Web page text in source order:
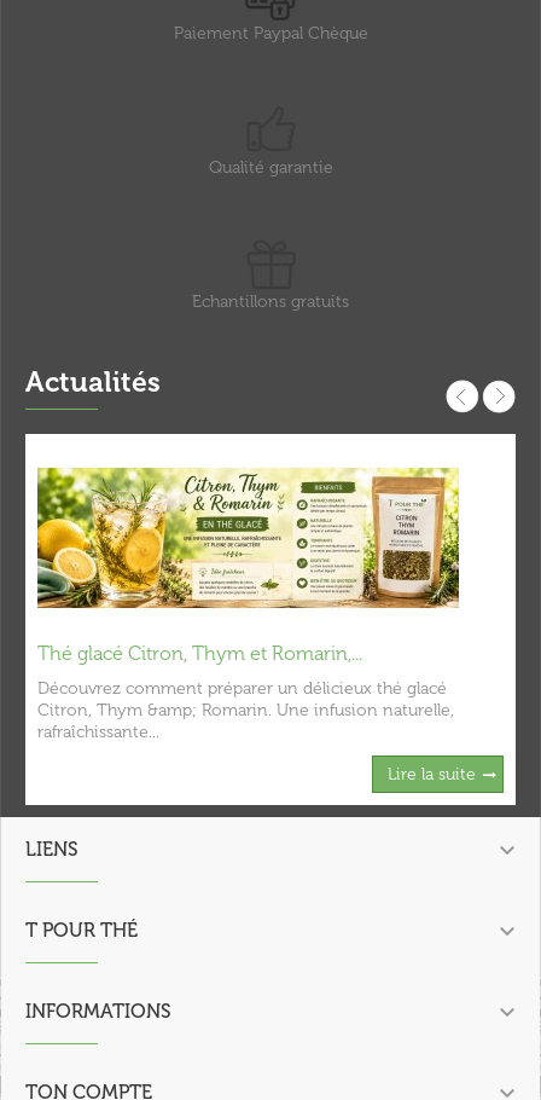
Paiement Paypal Chèque
Qualité garantie
Echantillons gratuits
Actualités
Thé glacé Citron, Thym et Romarin,...
Découvrez comment préparer un délicieux thé glacé
Citron, Thym &amp; Romarin. Une infusion naturelle,
rafraîchissante...
Lire la suite
LIENS 
T POUR THÉ 
INFORMATIONS 
TON COMPTE 